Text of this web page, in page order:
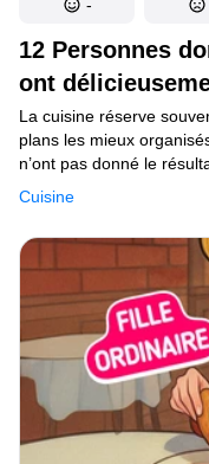
12 Personnes
ont
Cuisine
La cuisine réserve
plans les mieux
n’ont pas donné le
culinaires, ces 12
inattendus
propres aventures en
-